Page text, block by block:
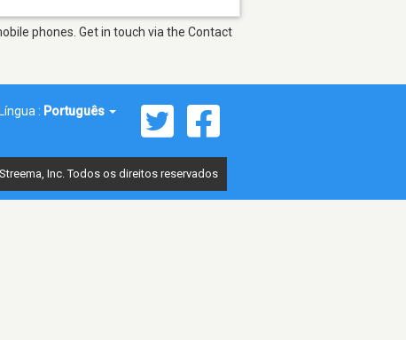
phones. Get in touch via the Contact
Língua : Português
Inc. Todos os direitos reservados